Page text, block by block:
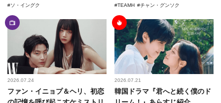
ソ・イングク TEAMH チャン・グンソク
2026.07.24
ファン・イニョプ＆ヘリ、初恋
2026.07.21
韓国ドラマ『君へと続く僕のド